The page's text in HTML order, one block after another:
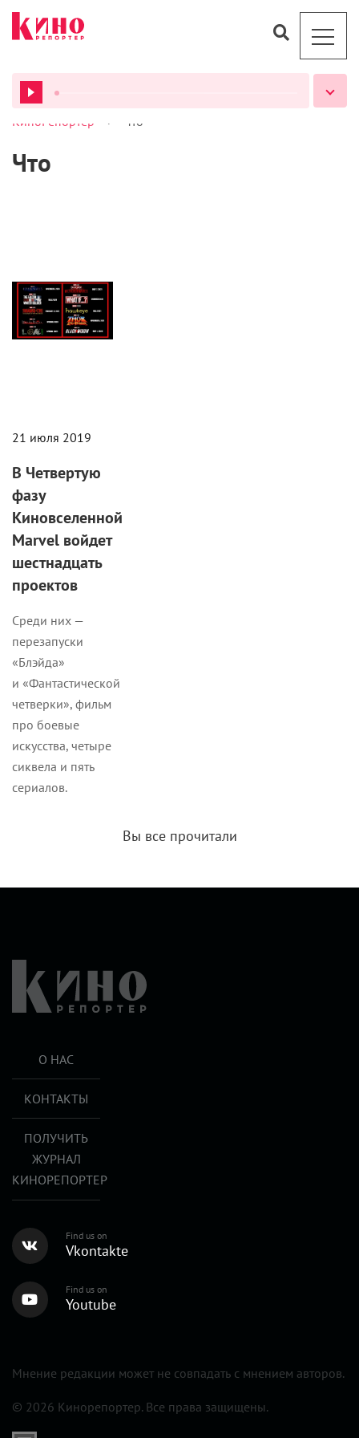
ВСЕ ПОДКАСТЫ
КиноРепортер > Что
Что
21 июля 2019
В Четвертую
фазу
Киновселенной
Marvel войдет
шестнадцать
проектов
Среди них —
перезапуски
«Блэйда»
и «Фантастической
четверки», фильм
про боевые
искусства, четыре
сиквела и пять
сериалов.
Вы все прочитали
О НАС
КОНТАКТЫ
ПОЛУЧИТЬ
ЖУРНАЛ
КИНОРЕПОРТЕР
Find us on
Vkontakte
Find us on
Youtube
Мнение редакции может не совпадать с мнением авторов.
© 2026 Кинорепортер. Все права защищены.